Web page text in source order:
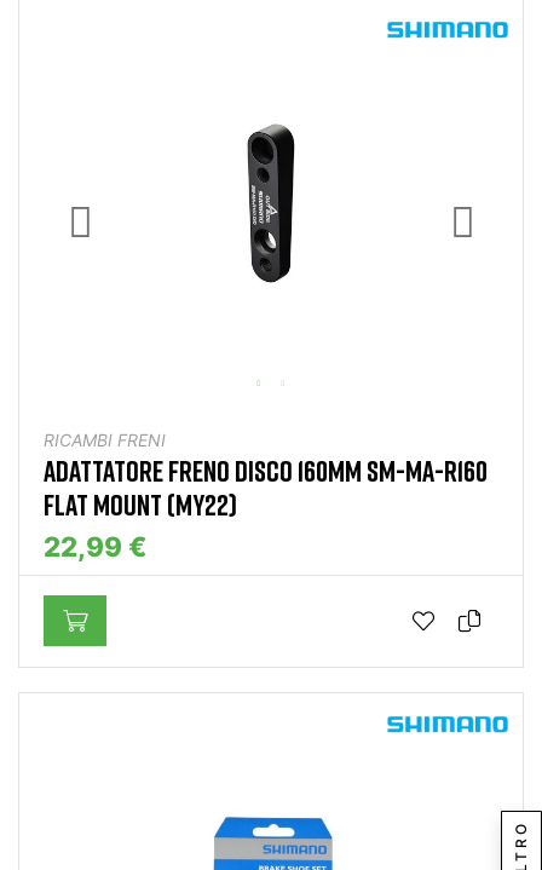
RICAMBI FRENI
ADATTATORE FRENO DISCO 160MM SM-MA-R160
FLAT MOUNT (MY22)
22,99 €